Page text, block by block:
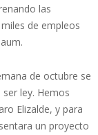
las
de empleos
de octubre se
ley. Hemos
Elizalde, y para
un proyecto